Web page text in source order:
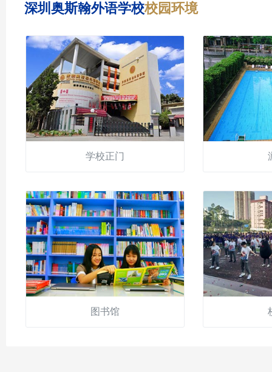
深圳奥斯翰外语学校校园环境
学校正门
图书馆